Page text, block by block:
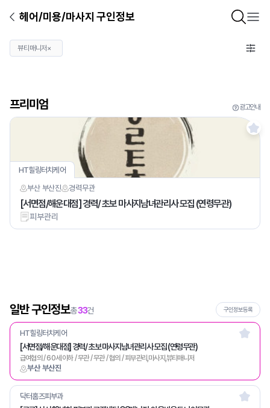
헤어/미용/마사지 구인정보
뷰티매니저 ×
프리미엄 광고안내
HT힐링터치케어
부산 부산진
경력무관
[서면점/해운대점] 경력/ 초보 마사지남녀관리사 모집 (연령무관)
피부관리
일반 구인정보총33건 구인정보등록
부산 부산진
HT힐링터치케어
[서면점/해운대점] 경력/ 초보 마사지남녀관리사 모집 (연령무관)
급여협의 / 60세 이하 / 무관 / 무관 / 협의 / 피부관리,마사지,뷰티매니저
닥터홈즈피부과